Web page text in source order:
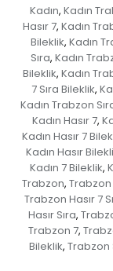
Kadın, Kadın
Hasır 7, Kadın
Bileklik, Kadın
Sıra, Kadın
Bileklik, Kadın
7 Sıra Bileklik,
Kadın Trabzon
Kadın Hasır 7,
Kadın Hasır 7
Kadın Hasır
Kadın 7 Bileklik,
Trabzon, Trabzon
Trabzon Hasır 7
Hasır Sıra,
Trabzon 7,
Bileklik, Trabzon